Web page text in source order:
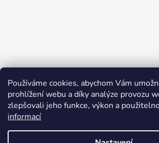
Používáme cookies, abychom Vám
prohlížení webu a díky analýze provozu
zlepšovali jeho funkce, výkon a
informací